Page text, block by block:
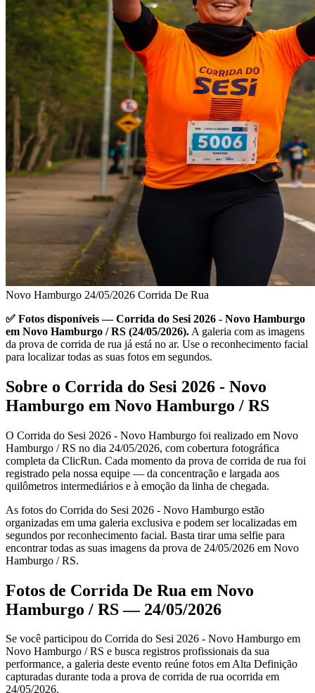
Novo Hamburgo 24/05/2026 Corrida De Rua
✅ Fotos disponíveis — Corrida do Sesi 2026 - Novo Hamburgo
em Novo Hamburgo / RS (24/05/2026). A galeria com as imagens
da prova de corrida de rua já está no ar. Use o reconhecimento facial
para localizar todas as suas fotos em segundos.
Sobre o Corrida do Sesi 2026 - Novo
Hamburgo em Novo Hamburgo / RS
O Corrida do Sesi 2026 - Novo Hamburgo foi realizado em Novo
Hamburgo / RS no dia 24/05/2026, com cobertura fotográfica
completa da ClicRun. Cada momento da prova de corrida de rua foi
registrado pela nossa equipe — da concentração e largada aos
quilômetros intermediários e à emoção da linha de chegada.
As fotos do Corrida do Sesi 2026 - Novo Hamburgo estão
organizadas em uma galeria exclusiva e podem ser localizadas em
segundos por reconhecimento facial. Basta tirar uma selfie para
encontrar todas as suas imagens da prova de 24/05/2026 em Novo
Hamburgo / RS.
Fotos de Corrida De Rua em Novo
Hamburgo / RS — 24/05/2026
Se você participou do Corrida do Sesi 2026 - Novo Hamburgo em
Novo Hamburgo / RS e busca registros profissionais da sua
performance, a galeria deste evento reúne fotos em Alta Definição
capturadas durante toda a prova de corrida de rua ocorrida em
24/05/2026.